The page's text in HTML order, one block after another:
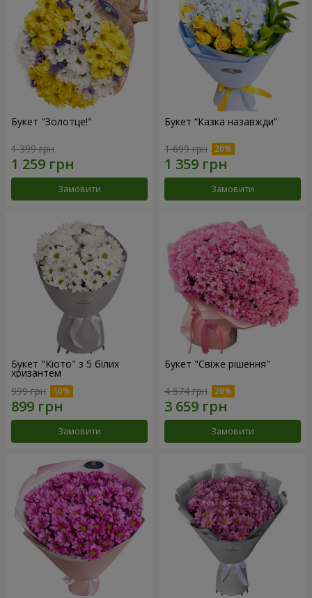
Букет "Золотце!"
1 399 грн
Замовити
Букет “Казка назавжди”
1 699 грн
Замовити
Букет "Кіото" з 5 білих
хризантем
999 грн
Замовити
Букет "Свіже рішення"
4 574 грн
Замовити